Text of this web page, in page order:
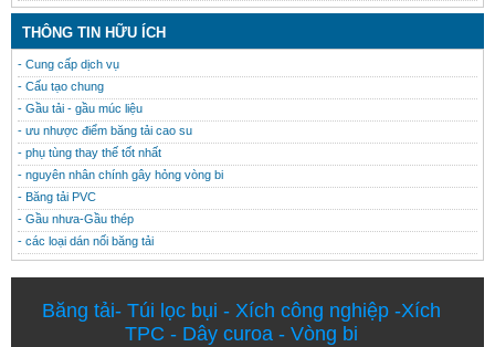
THÔNG TIN HỮU ÍCH
- Cung cấp dịch vụ
- Cấu tạo chung
- Gầu tải - gầu múc liệu
- ưu nhược điểm băng tải cao su
- phụ tùng thay thế tốt nhất
- nguyên nhân chính gây hỏng vòng bi
- Băng tải PVC
- Gầu nhưa-Gầu thép
- các loại dán nối băng tải
Băng tải- Túi lọc bụi - Xích công nghiệp-Xích
TPC - Dây curoa- Vòng bi